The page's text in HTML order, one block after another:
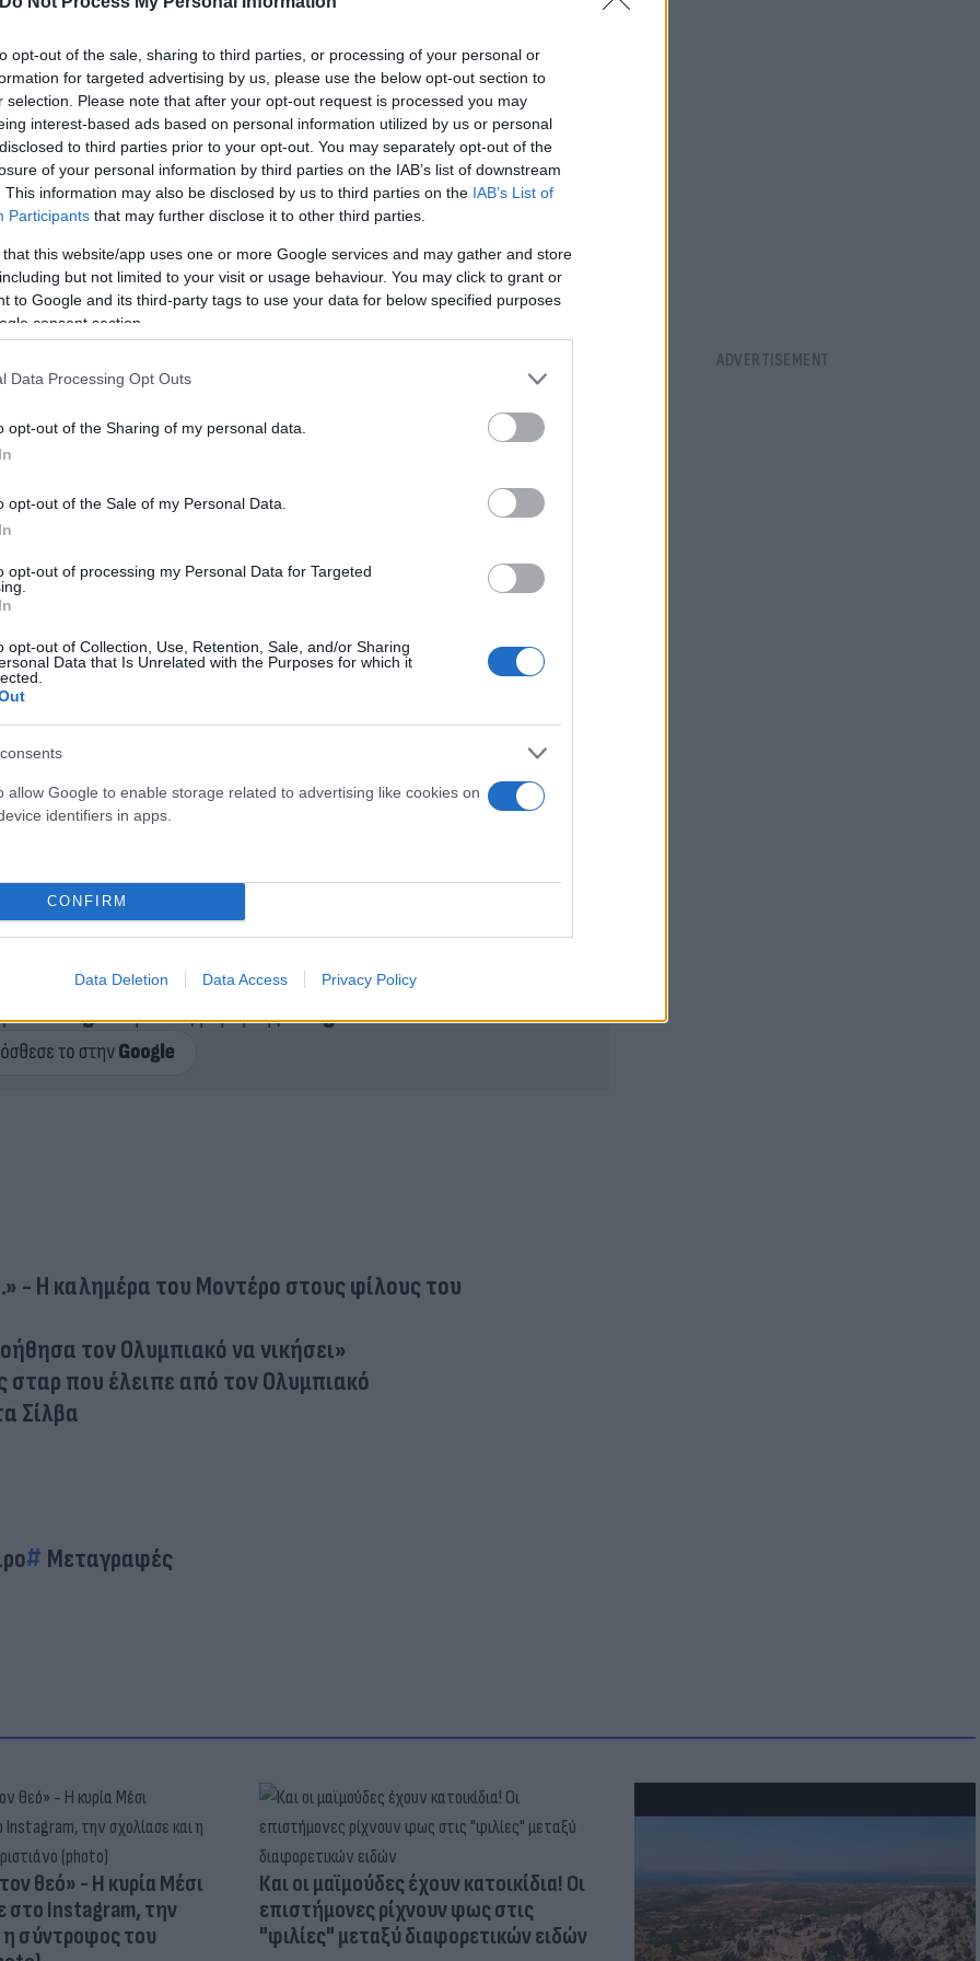
opt-out of the sale, sharing to third parties, or processing of your personal or
for targeted advertising by us, please use the below opt-out section to
selection. Please note that after your opt-out request is processed you may
interest-based ads based on personal information utilized by us or personal
to third parties prior to your opt-out. You may separately opt-out of the
of your personal information by third parties on the IAB’s list of downstream
This information may also be disclosed by us to third parties on the IAB’s List of
Participants that may further disclose it to other third parties.
that this website/app uses one or more Google services and may gather and store
but not limited to your visit or usage behaviour. You may click to grant or
to Google and its third-party tags to use your data for below specified purposes
consent section.
Data Processing Opt Outs
opt-out of the Sharing of my personal data.
opt-out of the Sale of my Personal Data.
opt-out of processing my Personal Data for Targeted
opt-out of Collection, Use, Retention, Sale, and/or Sharing
Data that Is Unrelated with the Purposes for which it
allow Google to enable storage related to advertising like cookies on
identifiers in apps.
CONFIRM
Data Deletion Data Access Privacy Policy
στην Λεϊσόες όπου ξεχώρισε και το 2021 πήρε μεταγραφή
«τσίμπησε» η Βιτόρια Γκιμαράες για περίπου 700.000 ευρώ.
το ενδιαφέρον της Νότινχγαμ Φόρεστ η οποία έβγαλε
ευρώ. Με την αγγλική ομάδα κατέγραψε στην Premier
πριν παραχωρηθεί δανεικός στην ομάδα της Μπεσίκτας όπου
ανοίξει ένα νέο κεφάλαιο στην καριέρα του με την φανέλα
Flash.grστην αναζήτηση τηςGoogle
- Η καλημέρα του Μοντέρο στους φίλους του
τον Ολυμπιακό να νικήσει»
που έλειπε από τον Ολυμπιακό
Σίλβα
Μεταγραφές
θεό» - Η κυρία Μέσι
στο Instagram, την
η σύντροφος του
Και οι μαϊμούδες έχουν κατοικίδια! Οι
επιστήμονες ρίχνουν φως στις
"φιλίες" μεταξύ διαφορετικών ειδών